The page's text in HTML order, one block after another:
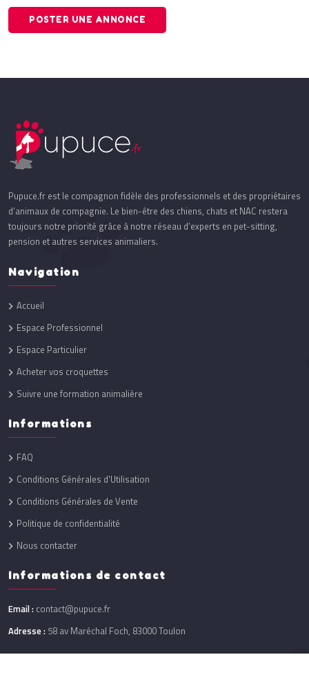
POSTER UNE ANNONCE
Pupuce.fr est le compagnon fidèle des professionnels et des propriétaires
d’animaux de compagnie. Le bien-être des chiens, chats et NAC restera
toujours notre priorité grâce à notre réseau d’experts en pet-sitting,
pension et autres services animaliers.
Navigation
Accueil
Espace Professionnel
Espace Particulier
Acheter vos croquettes
Suivre une formation animalière
Informations
FAQ
Conditions Générales d'Utilisation
Conditions Générales de Vente
Politique de confidentialité
Nous contacter
Informations de contact
Email : contact@pupuce.fr
Adresse : 58 av Maréchal Foch, 83000 Toulon